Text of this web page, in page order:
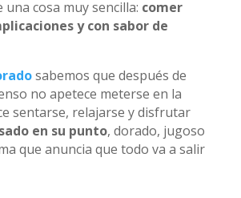
cosa muy sencilla: comer
y con sabor de
sabemos que después de
no apetece meterse en la
sentarse, relajarse y disfrutar
en su punto, dorado, jugoso
que anuncia que todo va a salir